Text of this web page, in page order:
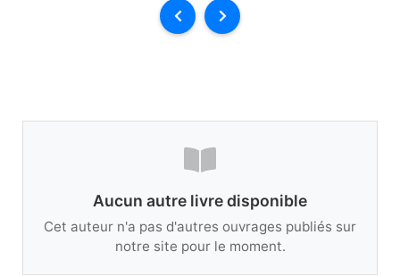
Aucun autre livre disponible
Cet auteur n'a pas d'autres ouvrages publiés sur
notre site pour le moment.